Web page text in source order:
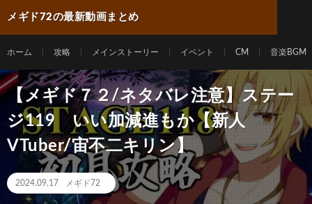
メギド72の最新動画まとめ
ホーム 攻略 メインストーリー イベント CM 音楽BGM
【メギド７２/ネタバレ注意】ステー
ジ119 いい加減進もか【新人
VTuber/宙不二キリン】
2024.09.17 メギド72